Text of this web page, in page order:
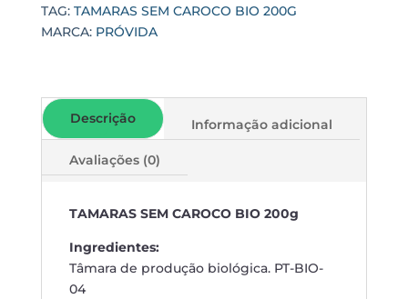
TAG: TAMARAS SEM CAROCO BIO 200G
MARCA: PRÓVIDA
Descrição Informação adicional
Avaliações (0)
TAMARAS SEM CAROCO BIO 200g
Ingredientes:
Tâmara de produção biológica. PT-BIO-
04